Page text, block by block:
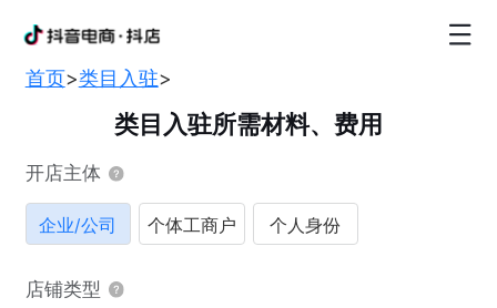
首页>类目入驻>
类目入驻所需材料、费用
开店主体
企业/公司 个体工商户 个人身份
店铺类型